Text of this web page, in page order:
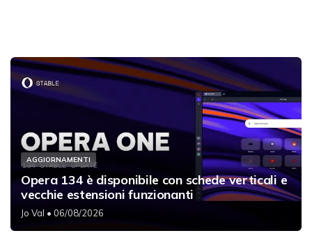
AGGIORNAMENTI
Opera 134 è disponibile con schede verticali e
vecchie estensioni funzionanti
Jo Val • 06/08/2026